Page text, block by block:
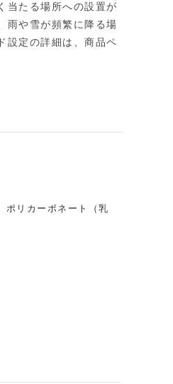
当たる場所への設置が
雨や雪が頻繁に降る場
設定の詳細は、商品ペ
リカーボネート（乳